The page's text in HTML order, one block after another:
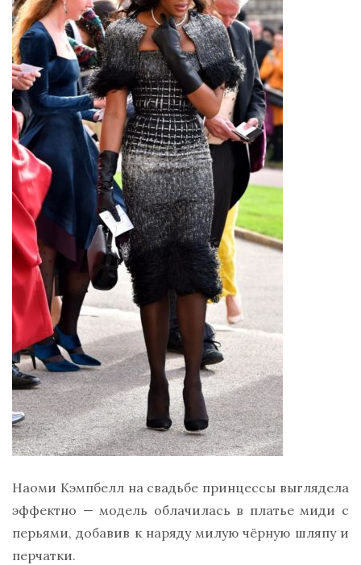
Наоми Кэмпбелл на свадьбе принцессы выглядела
эффектно — модель облачилась в платье миди с
перьями, добавив к наряду милую чёрную шляпу и
перчатки.